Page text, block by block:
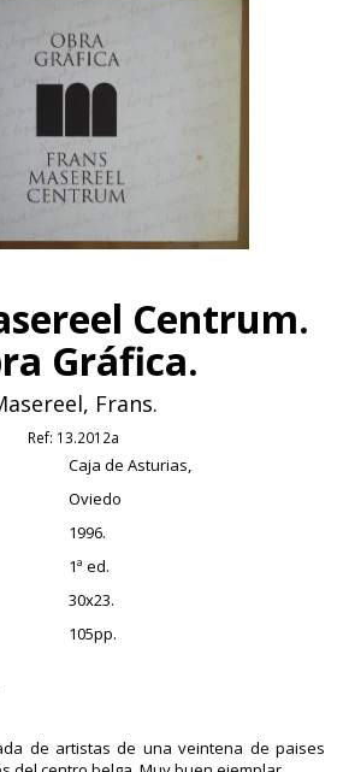
Centrum.
Gráfica.
Frans.
Ref: 13.2012a
Caja de Asturias,
Oviedo
1996.
1ª ed.
30x23.
105pp.
de artistas de una veintena de paises